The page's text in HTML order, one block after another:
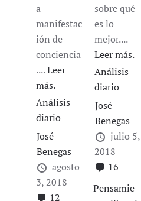
a
manifestac
ión de
conciencia
....Leer
más.
Análisis
diario
José
Benegas
agosto
3, 2018
12
sobre qué
es lo
mejor....
Leer más.
Análisis
diario
José
Benegas
julio 5,
2018
16
Pensamie